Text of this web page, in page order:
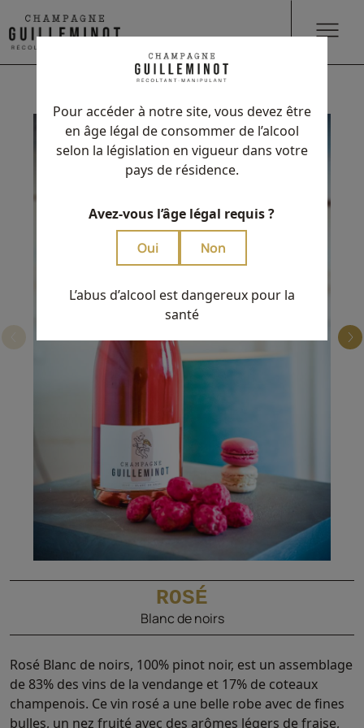
ROSÉ
Blanc de noirs
Rosé Blanc de noirs, 100% pinot noir, est un assemblage
de 83% des vins de la vendange et 17% de coteaux
champenois. Ce vin rosé a une belle robe avec de fines
bulles, un nez fruité avec des arômes légers de fraise,
Pour accéder à notre site, vous devez être
en âge légal de consommer de l’alcool
selon la législation en vigueur dans votre
pays de résidence.
Avez-vous l’âge légal requis ?
Oui
Non
L’abus d’alcool est dangereux pour la
santé